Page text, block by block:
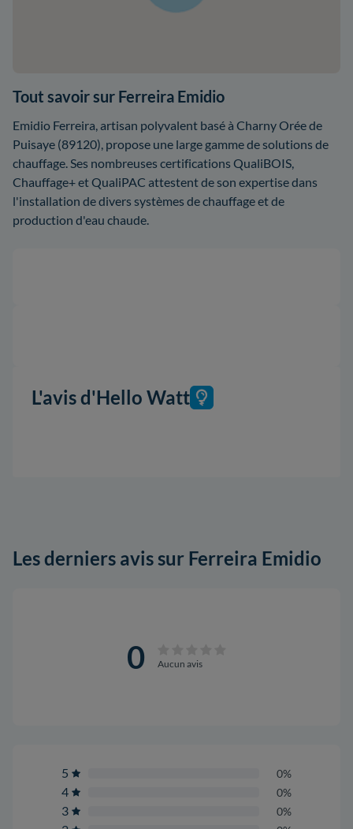
Tout savoir sur Ferreira Emidio
Emidio Ferreira, artisan polyvalent basé à Charny Orée de
Puisaye (89120), propose une large gamme de solutions de
chauffage. Ses nombreuses certifications QualiBOIS,
Chauffage+ et QualiPAC attestent de son expertise dans
l'installation de divers systèmes de chauffage et de
production d'eau chaude.
L'avis d'Hello Watt
Les derniers avis sur Ferreira Emidio
0 Aucun avis
5 0%
4 0%
3 0%